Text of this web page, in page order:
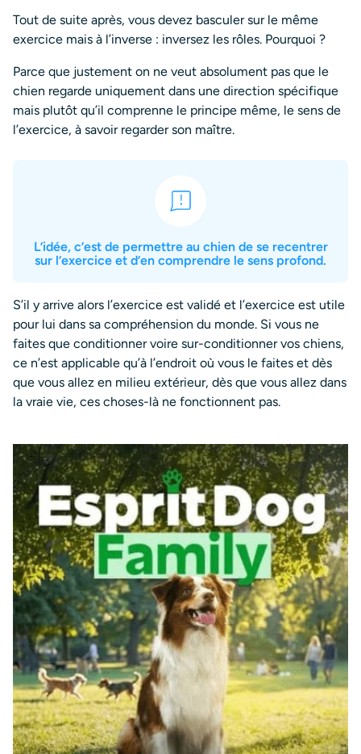
Tout de suite après, vous devez basculer sur le même
exercice mais à l’inverse : inversez les rôles. Pourquoi ?
Parce que justement on ne veut absolument pas que le
chien regarde uniquement dans une direction spécifique
mais plutôt qu’il comprenne le principe même, le sens de
l’exercice, à savoir regarder son maître.
L’idée, c’est de permettre au chien de se recentrer
sur l’exercice et d’en comprendre le sens profond.
S’il y arrive alors l’exercice est validé et l’exercice est utile
pour lui dans sa compréhension du monde. Si vous ne
faites que conditionner voire sur-conditionner vos chiens,
ce n’est applicable qu’à l’endroit où vous le faites et dès
que vous allez en milieu extérieur, dès que vous allez dans
la vraie vie, ces choses-là ne fonctionnent pas.